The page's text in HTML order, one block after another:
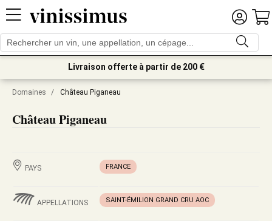
Livraison offerte à partir de 200 €
Domaines / Château Piganeau
Château Piganeau
PAYS FRANCE
APPELLATIONS SAINT-ÉMILION GRAND CRU AOC